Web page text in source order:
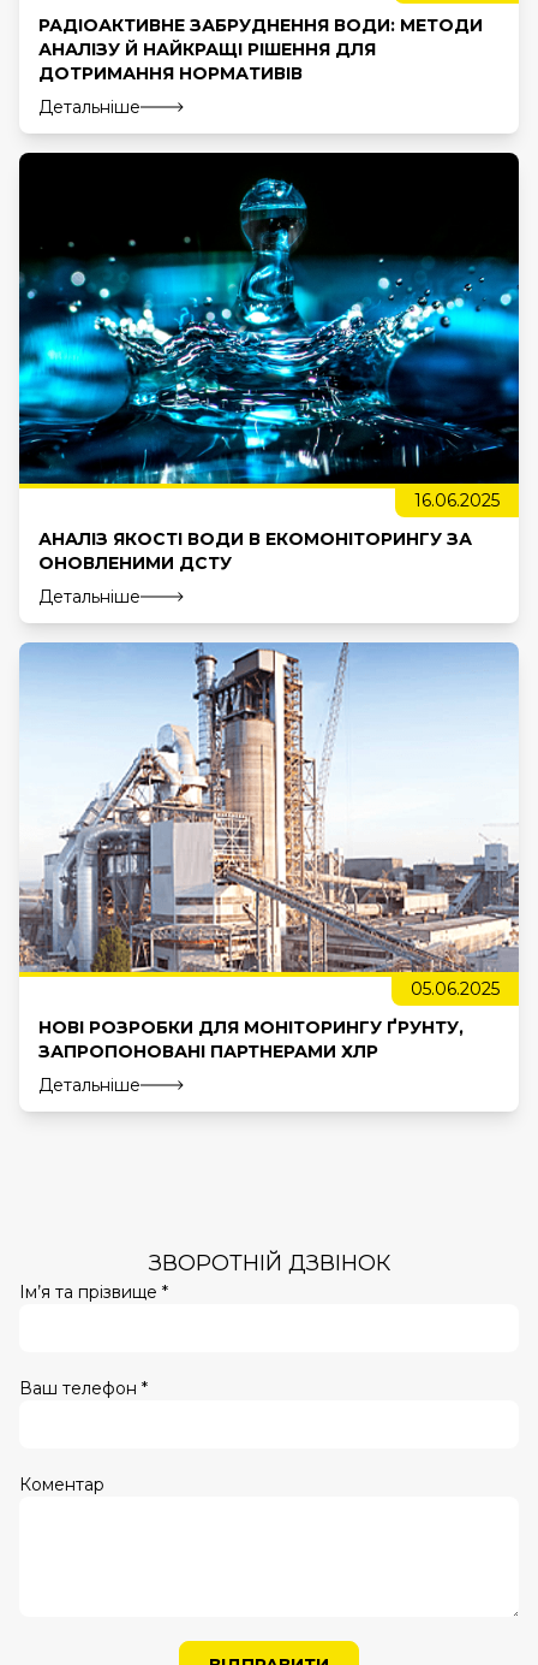
РАДІОАКТИВНЕ ЗАБРУДНЕННЯ ВОДИ: МЕТОДИ
АНАЛІЗУ Й НАЙКРАЩІ РІШЕННЯ ДЛЯ
ДОТРИМАННЯ НОРМАТИВІВ
Детальніше
16.06.2025
АНАЛІЗ ЯКОСТІ ВОДИ В ЕКОМОНІТОРИНГУ ЗА
ОНОВЛЕНИМИ ДСТУ
Детальніше
05.06.2025
НОВІ РОЗРОБКИ ДЛЯ МОНІТОРИНГУ ҐРУНТУ,
ЗАПРОПОНОВАНІ ПАРТНЕРАМИ ХЛР
Детальніше
ЗВОРОТНІЙ ДЗВІНОК
Ім’я та прізвище *
Ваш телефон *
Коментар